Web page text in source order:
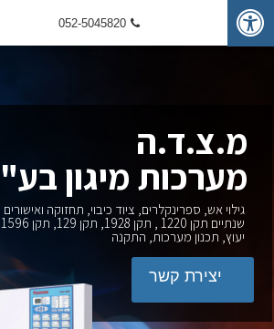
052-5045820
מ.צ.ד.ה
מערכות מיגון
גילוי אש, ספרינקלרים, ציוד כיבוי, תחזוקה ואישורים
שנתיים תקן 1220 , תקן 1928, תקן 129, תקן 1596,
יעוץ, תכנון מערכות, התקנה
יצירת קשר